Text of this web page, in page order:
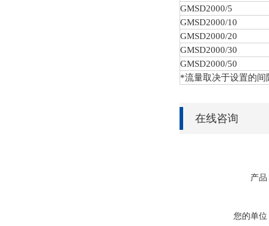
GMSD2000/5
GMSD2000/10
GMSD2000/20
GMSD2000/30
GMSD2000/50
*流量取决于设置的间
在线咨询
产品
您的单位